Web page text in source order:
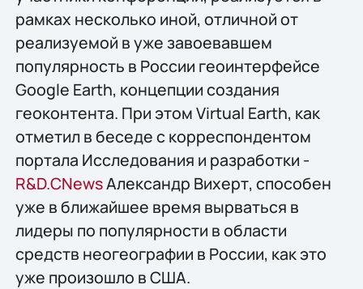
рамках несколько иной, отличной от
реализуемой в уже завоевавшем
популярность в России геоинтерфейсе
Google Earth, концепции создания
геоконтента. При этом Virtual Earth, как
отметил в беседе с корреспондентом
портала Исследования и разработки -
R&D.CNewsАлександр Вихерт, способен
уже в ближайшее время вырваться в
лидеры по популярности в области
средств неогеографии в России, как это
уже произошло в США.